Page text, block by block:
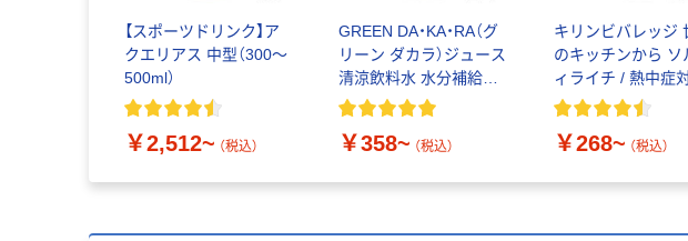
【スポーツドリンク】ア
クエリアス 中型（300～
500ml）
￥2,512~ （税込）
GREEN DA・KA・RA（グ
リーン ダカラ）ジュース
清涼飲料水 水分補給飲
料
￥358~ （税込）
キリンビバレッジ
のキッチンから ソ
ィライチ / 熱中症対
料 スポーツドリン
￥268~ （税込）